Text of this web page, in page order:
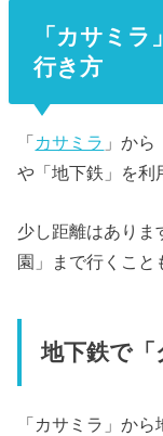
「カサミ
行き方
「カサミラ 」か
や「地下鉄」を利
少し距離はありま
園」まで行くこと
地下鉄で
「カサミラ」か